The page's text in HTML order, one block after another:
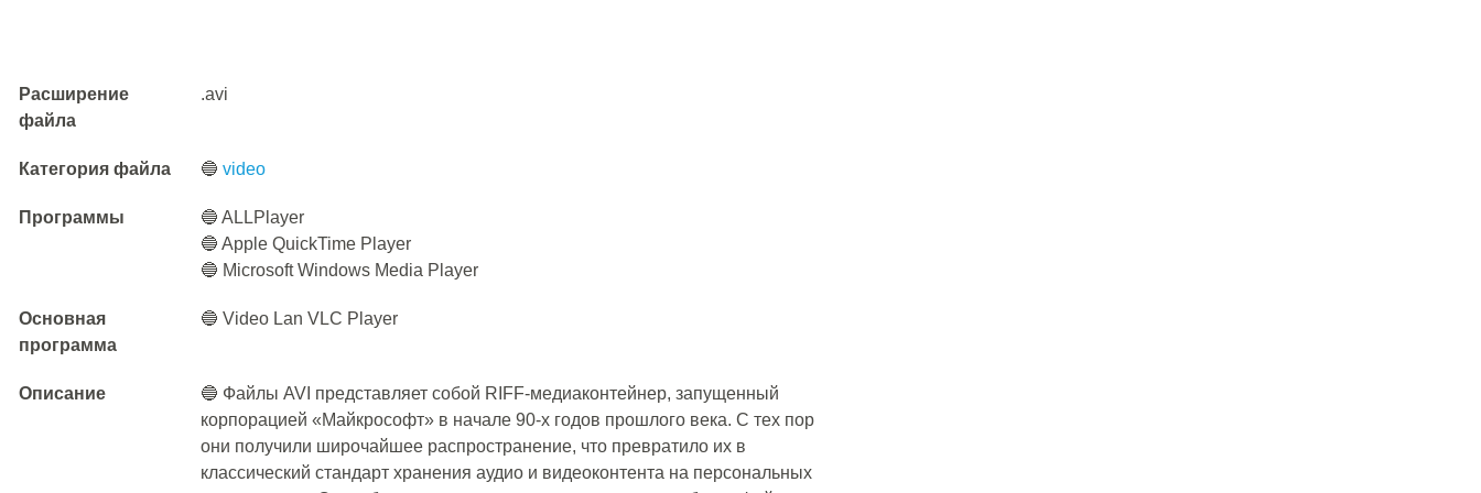
Расширение
файла
.avi
Категория файла 🔵video
Программы
🔵 ALLPlayer
🔵 Apple QuickTime Player
🔵 Microsoft Windows Media Player
Основная
программа
🔵 Video Lan VLC Player
Описание
🔵 Файлы AVI представляет собой RIFF-медиаконтейнер, запущенный
корпорацией «Майкрософт» в начале 90-х годов прошлого века. С тех пор
они получили широчайшее распространение, что превратило их в
классический стандарт хранения аудио и видеоконтента на персональных